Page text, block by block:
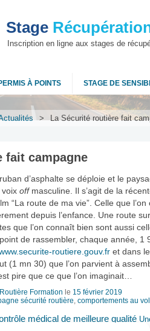
Stage
Inscription en ligne aux stages de
À POINTS STAGE DE
> La Sécurité routière fait
fait campagne
d’asphalte se déploie et le
offmasculine. Il s’agit de la
“La route de ma vie”. Celle que
depuis l’enfance. Une route
que l’on connaît bien sont aussi
de rassembler, chaque année, 1
routiere.gouv.fr et dans
(1 mn 30) que l’on parvient à
pire que ce que l’on imaginait…
Formation le 15 février 2019
sécurité routière, comportements au
médical de meilleure qualité